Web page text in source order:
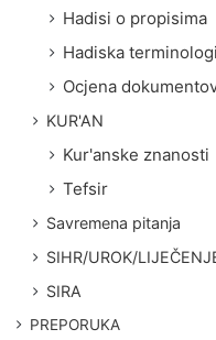
Hadisi o propisima
Hadiska
Ocjena
KUR'AN
Kur'anske znanosti
Tefsir
Savremena pitanja
SIHR/UROK/
SIRA
PREPORUKA